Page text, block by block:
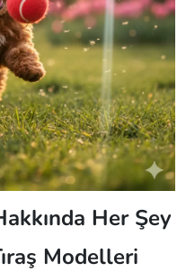
Her Şey
Modelleri